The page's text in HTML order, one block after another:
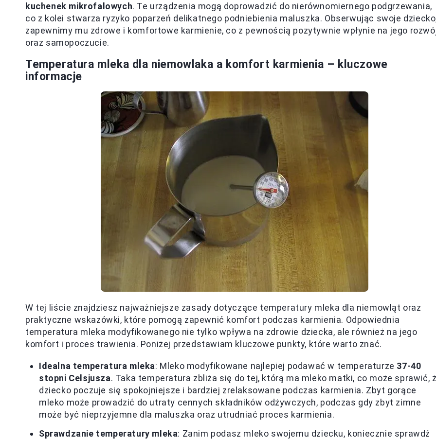
kuchenek mikrofalowych. Te urządzenia mogą doprowadzić do nierównomiernego podgrzewania,
co z kolei stwarza ryzyko poparzeń delikatnego podniebienia maluszka. Obserwując swoje
zapewnimy mu zdrowe i komfortowe karmienie, co z pewnością pozytywnie wpłynie na jego
oraz samopoczucie.
Temperatura mleka dla niemowlaka a komfort karmienia – kluczowe
informacje
W tej liście znajdziesz najważniejsze zasady dotyczące temperatury mleka dla niemowląt oraz
praktyczne wskazówki, które pomogą zapewnić komfort podczas karmienia. Odpowiednia
temperatura mleka modyfikowanego nie tylko wpływa na zdrowie dziecka, ale również na jego
komfort i proces trawienia. Poniżej przedstawiam kluczowe punkty, które warto znać.
Idealna temperatura mleka: Mleko modyfikowane najlepiej podawać w temperaturze 37-40
stopni Celsjusza. Taka temperatura zbliża się do tej, którą ma mleko matki, co może sprawić,
dziecko poczuje się spokojniejsze i bardziej zrelaksowane podczas karmienia. Zbyt gorące
mleko może prowadzić do utraty cennych składników odżywczych, podczas gdy zbyt zimne
może być nieprzyjemne dla maluszka oraz utrudniać proces karmienia.
Sprawdzanie temperatury mleka: Zanim podasz mleko swojemu dziecku, koniecznie sprawdź